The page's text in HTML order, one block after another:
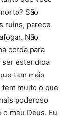
São
ruins, parece
Não
corda para
ser estendida
tem mais
muito o que
poderoso
meu Deus. Eu